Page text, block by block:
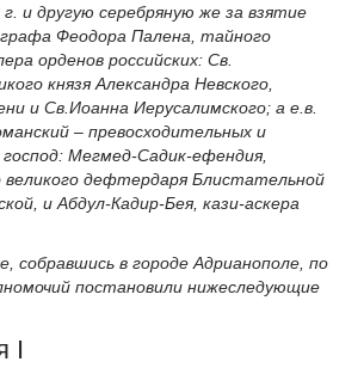
и другую серебряную же за взятие
Феодора Палена, тайного
орденов российских: Св.
князя Александра Невского,
и Св.Иоанна Иерусалимского; а е.в.
– превосходительных и
Мегмед-Садик-ефендия,
великого дефтердаря Блистательной
и Абдул-Кадир-Бея, кази-аскера
собравшись в городе Адрианополе, по
постановили нижеследующие
I